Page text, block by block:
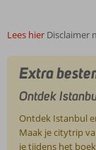
Lees hier Disclaimer
Extra
Ontdek
Ontdek Istanbul
Maak je citytrip
je tijdens het